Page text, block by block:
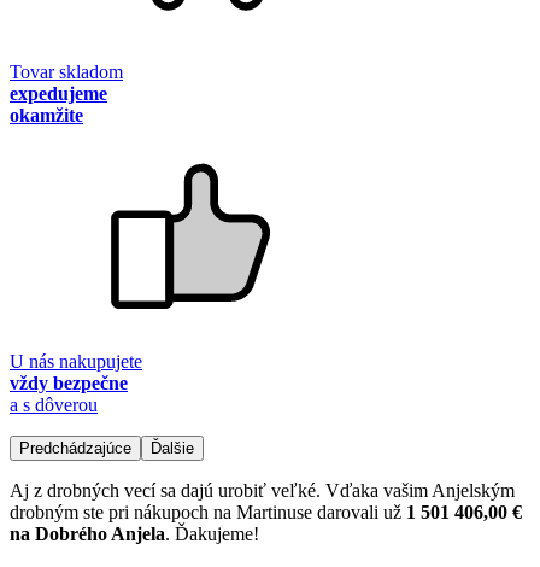
Tovar skladom
expedujeme
okamžite
U nás nakupujete
vždy bezpečne
a s dôverou
Predchádzajúce Ďalšie
Aj z drobných vecí sa dajú urobiť veľké. Vďaka vašim Anjelským
drobným ste pri nákupoch na Martinuse darovali už 1 501 406,00 €
na Dobrého Anjela. Ďakujeme!